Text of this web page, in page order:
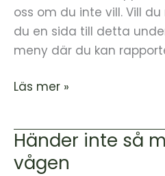
oss om du inte vill. Vill
du en sida till detta
meny där du kan
Läs mer »
Händer inte så
vågen
Händer
inte